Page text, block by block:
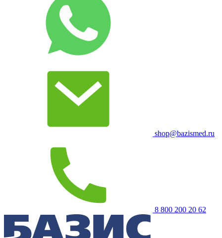
shop@bazismed.ru
8 800 200 20 62